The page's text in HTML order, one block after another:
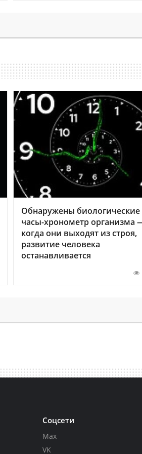
Обнаружены биологические
часы-хронометр организма
когда они выходят из строя,
развитие человека
останавливается
Соцсети
Max
VK